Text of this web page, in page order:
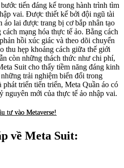
tiến đáng kể trong hành trình tìm
vai. Được thiết kế bởi đội ngũ tài
lai được trang bị cơ bắp nhân tạo
mạng hóa thực tế ảo. Bằng cách
hồi xúc giác và theo dõi chuyển
thu hẹp khoảng cách giữa thế giới
còn những thách thức như chi phí,
Suit cho thấy tiềm năng đáng kinh
trải nghiệm biến đổi trong
triển tiến triển, Meta Quần áo có
nguyên mới của thực tế ảo nhập vai.
tư vào Metaverse!
về Meta Suit: